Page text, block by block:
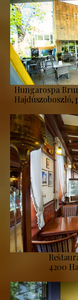
Hungarospa
Hajdúszoboszló,
4200